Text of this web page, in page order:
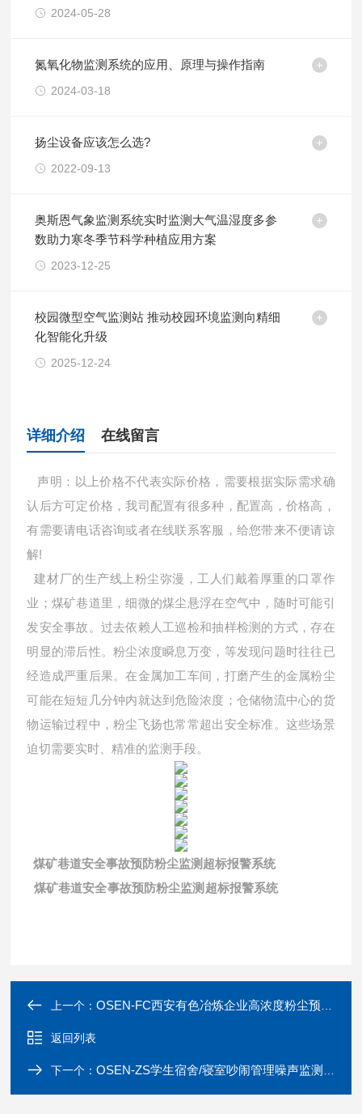
2024-05-28
氮氧化物监测系统的应用、原理与操作指南
2024-03-18
扬尘设备应该怎么选?
2022-09-13
奥斯恩气象监测系统实时监测大气温湿度多参
数助力寒冬季节科学种植应用方案
2023-12-25
校园微型空气监测站 推动校园环境监测向精细
化智能化升级
2025-12-24
详细介绍 在线留言
声明：以上价格不代表实际价格，需要根据实际需求确
认后方可定价格，我司配置有很多种，配置高，价格高，
有需要请电话咨询或者在线联系客服，给您带来不便请谅
解!
建材厂的生产线上粉尘弥漫，工人们戴着厚重的口罩作
业；煤矿巷道里，细微的煤尘悬浮在空气中，随时可能引
发安全事故。过去依赖人工巡检和抽样检测的方式，存在
明显的滞后性。粉尘浓度瞬息万变，等发现问题时往往已
经造成严重后果。在金属加工车间，打磨产生的金属粉尘
可能在短短几分钟内就达到危险浓度；仓储物流中心的货
物运输过程中，粉尘飞扬也常常超出安全标准。这些场景
迫切需要实时、精准的监测手段。
煤矿巷道安全事故预防粉尘监测超标报警系统
煤矿巷道安全事故预防粉尘监测超标报警系统
上一个：OSEN-FC西安有色冶炼企业高浓度粉尘预警监测系统
返回列表
下一个：OSEN-ZS学生宿舍/寝室吵闹管理噪声监测及喊话系统